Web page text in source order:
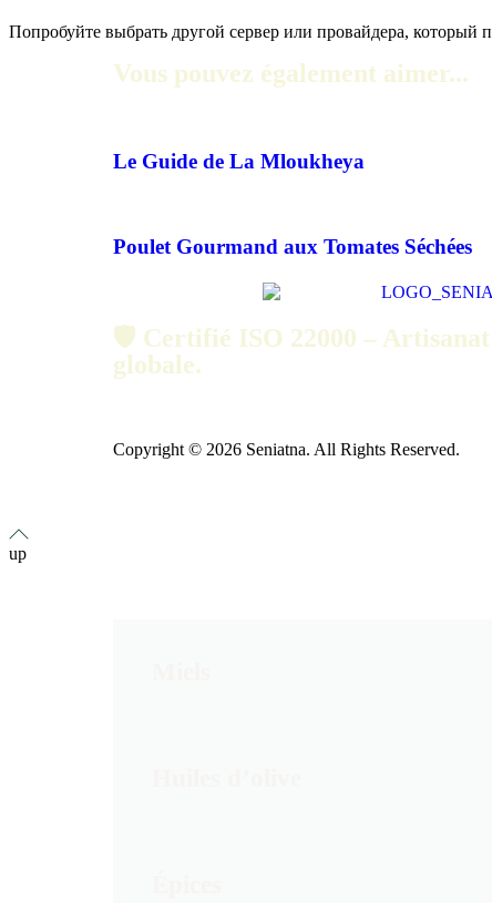
Попробуйте выбрать другой сервер или провайдера, который
Vous pouvez également aimer...
Le Guide de La Mloukheya
Poulet Gourmand aux Tomates Séchées
🛡️ Certifié ISO 22000 –
globale.
Copyright © 2026 Seniatna. All Rights Reserved.
up